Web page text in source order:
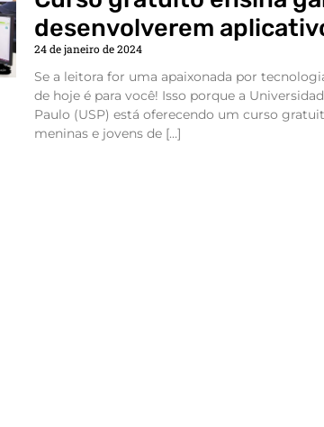
desenvolverem
24 de janeiro de 2024
Se a leitora for uma apaixonada por
de hoje é para você! Isso porque a
Paulo (USP) está oferecendo um curso
meninas e jovens de […]